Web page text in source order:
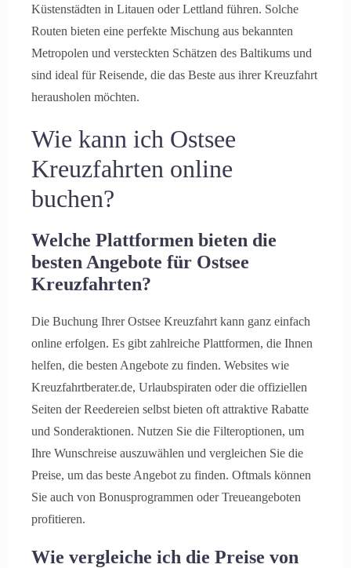
Küstenstädten in Litauen oder Lettland führen. Solche
Routen bieten eine perfekte Mischung aus bekannten
Metropolen und versteckten Schätzen des Baltikums und
sind ideal für Reisende, die das Beste aus ihrer Kreuzfahrt
herausholen möchten.
Wie kann ich Ostsee
Kreuzfahrten online
buchen?
Welche Plattformen bieten die
besten Angebote für Ostsee
Kreuzfahrten?
Die Buchung Ihrer Ostsee Kreuzfahrt kann ganz einfach
online erfolgen. Es gibt zahlreiche Plattformen, die Ihnen
helfen, die besten Angebote zu finden. Websites wie
Kreuzfahrtberater.de, Urlaubspiraten oder die offiziellen
Seiten der Reedereien selbst bieten oft attraktive Rabatte
und Sonderaktionen. Nutzen Sie die Filteroptionen, um
Ihre Wunschreise auszuwählen und vergleichen Sie die
Preise, um das beste Angebot zu finden. Oftmals können
Sie auch von Bonusprogrammen oder Treueangeboten
profitieren.
Wie vergleiche ich die Preise von